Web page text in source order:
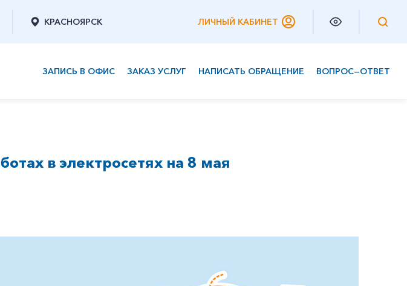
КРАСНОЯРСК ЛИЧНЫЙ КАБИНЕТ
ЗАПИСЬ В ОФИС ЗАКАЗ УСЛУГ НАПИСАТЬ ОБРАЩЕНИЕ ВОПРОС—ОТВЕТ
в электросетях на 8 мая